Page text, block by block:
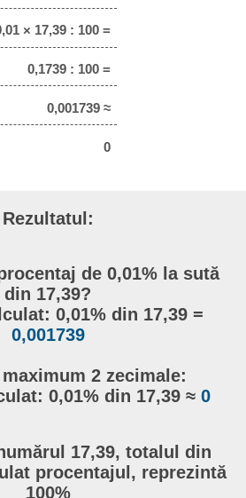
× 17,39 : 100 =
0,1739 : 100 =
0,001739 ≈
0
Rezultatul:
de 0,01% la sută
din 17,39?
0,01% din 17,39 =
0,001739
2 zecimale:
0,01% din 17,39 ≈ 0
17,39, totalul din
procentajul, reprezintă
100%